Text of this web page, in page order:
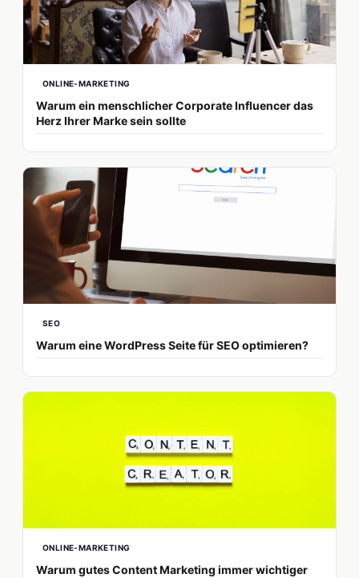
ONLINE-MARKETING
Warum ein menschlicher Corporate Influencer das
Herz Ihrer Marke sein sollte
SEO
Warum eine WordPress Seite für SEO optimieren?
ONLINE-MARKETING
Warum gutes Content Marketing immer wichtiger